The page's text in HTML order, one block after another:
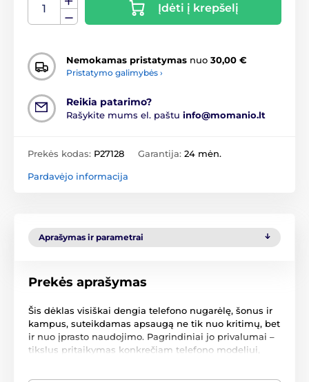
Įdėti į krepšelį
Nemokamas pristatymas nuo 30,00 €
Pristatymo galimybės ›
Reikia patarimo?
Rašykite mums el. paštu info@momanio.lt
Prekės kodas: P27128 Garantija: 24 mėn.
Pardavėjo informacija
Aprašymas ir parametrai
Prekės aprašymas
Šis dėklas visiškai dengia telefono nugarėlę, šonus ir
kampus, suteikdamas apsaugą ne tik nuo kritimų, bet
ir nuo įprasto naudojimo. Pagrindiniai jo privalumai –
tikslus pritaikymas konkrečiam telefono modeliui,